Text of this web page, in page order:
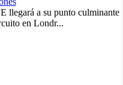
llegará a su punto culminante
en Londr...